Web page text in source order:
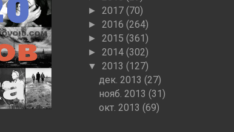
► 2017 (70)
► 2016 (264)
► 2015 (361)
► 2014 (302)
▼ 2013 (127)
дек. 2013 (27)
нояб. 2013 (31)
окт. 2013 (69)